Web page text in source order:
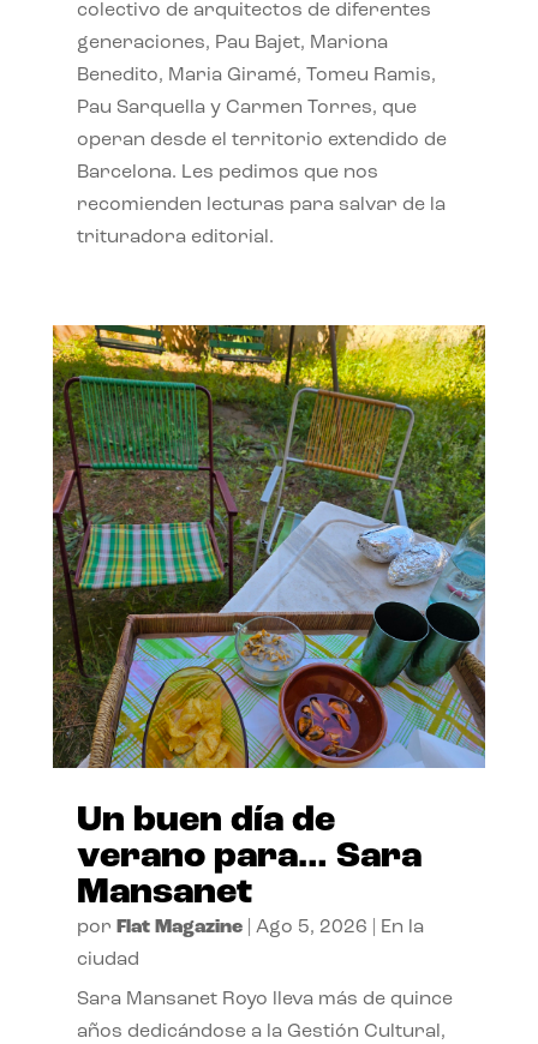
colectivo de arquitectos de diferentes
generaciones, Pau Bajet, Mariona
Benedito, Maria Giramé, Tomeu Ramis,
Pau Sarquella y Carmen Torres, que
operan desde el territorio extendido de
Barcelona. Les pedimos que nos
recomienden lecturas para salvar de la
trituradora editorial.
Un buen día de
verano para… Sara
Mansanet
por Flat Magazine| Ago 5, 2026
En la
ciudad
Sara Mansanet Royo lleva más de quince
años dedicándose a la Gestión Cultural,